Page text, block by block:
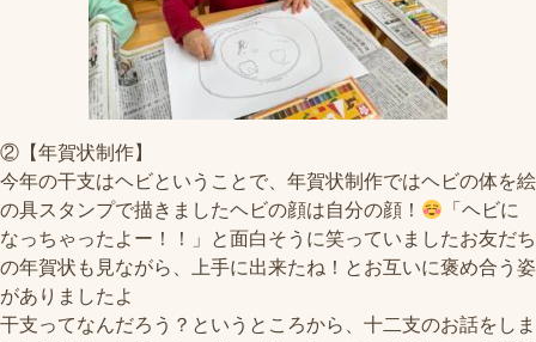
②【年賀状制作】
今年の干支はヘビということで、年賀状制作ではヘビの体を絵
の具スタンプで描きましたヘビの顔は自分の顔！
「ヘビに
なっちゃったよー！！」と面白そうに笑っていましたお友だち
の年賀状も見ながら、上手に出来たね！とお互いに褒め合う姿
がありましたよ
干支ってなんだろう？というところから、十二支のお話をしま